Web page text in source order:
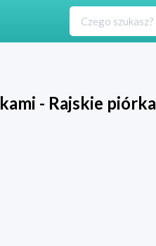
- Rajskie piórka